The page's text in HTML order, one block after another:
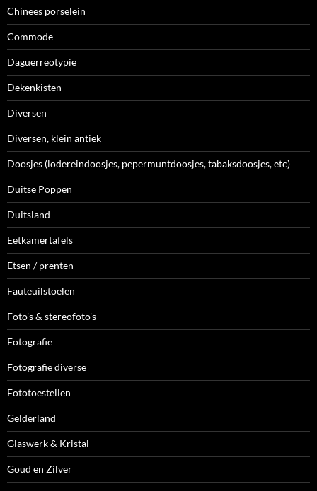
Chinees porselein
Commode
Daguerreotypie
Dekenkisten
Diversen
Diversen, klein antiek
Doosjes (lodereindoosjes, pepermuntdoosjes, tabaksdoosjes, etc)
Duitse Poppen
Duitsland
Eetkamertafels
Etsen / prenten
Fauteuilstoelen
Foto's & stereofoto's
Fotografie
Fotografie diverse
Fototoestellen
Gelderland
Glaswerk & Kristal
Goud en Zilver